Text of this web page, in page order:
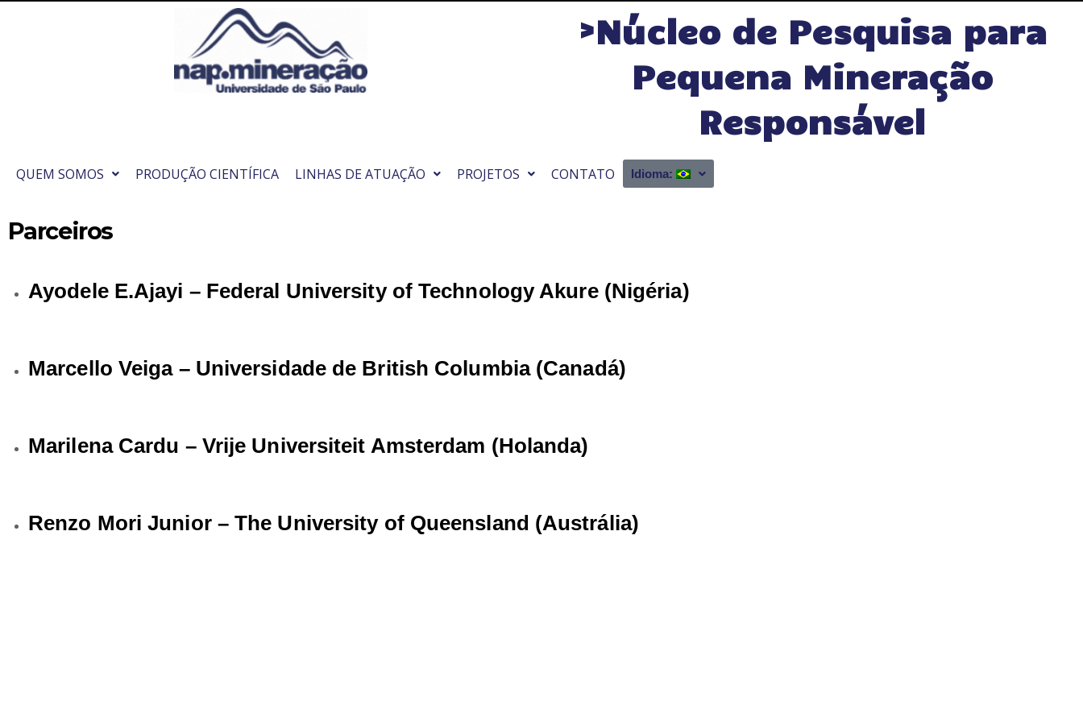
>Núcleo de Pesquisa para
Pequena Mineração
Responsável
QUEM SOMOS PRODUÇÃO CIENTÍFICA LINHAS DE ATUAÇÃO PROJETOS CONTATO Idioma:
Parceiros
Ayodele E.Ajayi – Federal University of Technology Akure (Nigéria)
Marcello Veiga – Universidade de British Columbia (Canadá)
Marilena Cardu – Vrije Universiteit Amsterdam (Holanda)
Renzo Mori Junior – The University of Queensland (Austrália)